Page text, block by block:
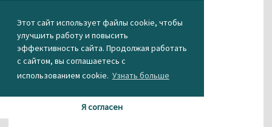
Этот сайт использует файлы cookie, чтобы
улучшить работу и повысить
эффективность сайта. Продолжая работать
с сайтом, вы соглашаетесь с
использованием cookie. Узнать больше
Я согласен
...